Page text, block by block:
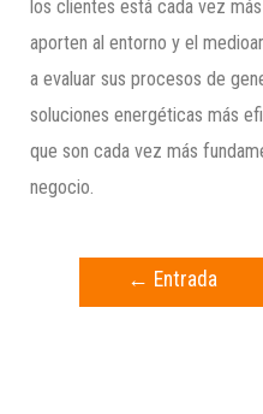
los clientes está cada vez
aporten al entorno y el
a evaluar sus procesos de
soluciones energéticas más
que son cada vez más
negocio.
← Entrada